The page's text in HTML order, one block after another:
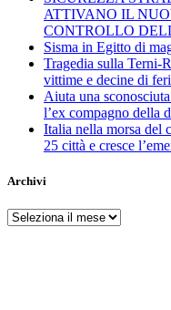
ATTIVANO IL
CONTROLLO
Sisma in Egitto di
Tragedia sulla Terni-
vittime e decine di
Aiuta una
l’ex compagno della
Italia nella morsa del
25 città e cresce
Archivi
Archivi